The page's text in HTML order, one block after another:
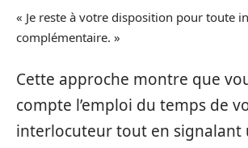
« Je reste à votre disposition pour toute
complémentaire. »
Cette approche montre que
compte l’emploi du temps de
interlocuteur tout en signalant